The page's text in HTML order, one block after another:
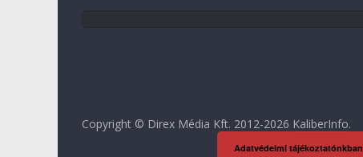
Copyright © Direx Média Kft. 2012-2026 KaliberInfo.
Adatvédelmi